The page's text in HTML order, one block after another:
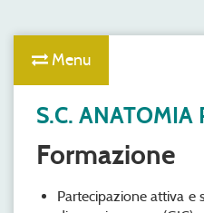
Menu
S.C. ANATOMIA
Formazione
Partecipazione attiva e